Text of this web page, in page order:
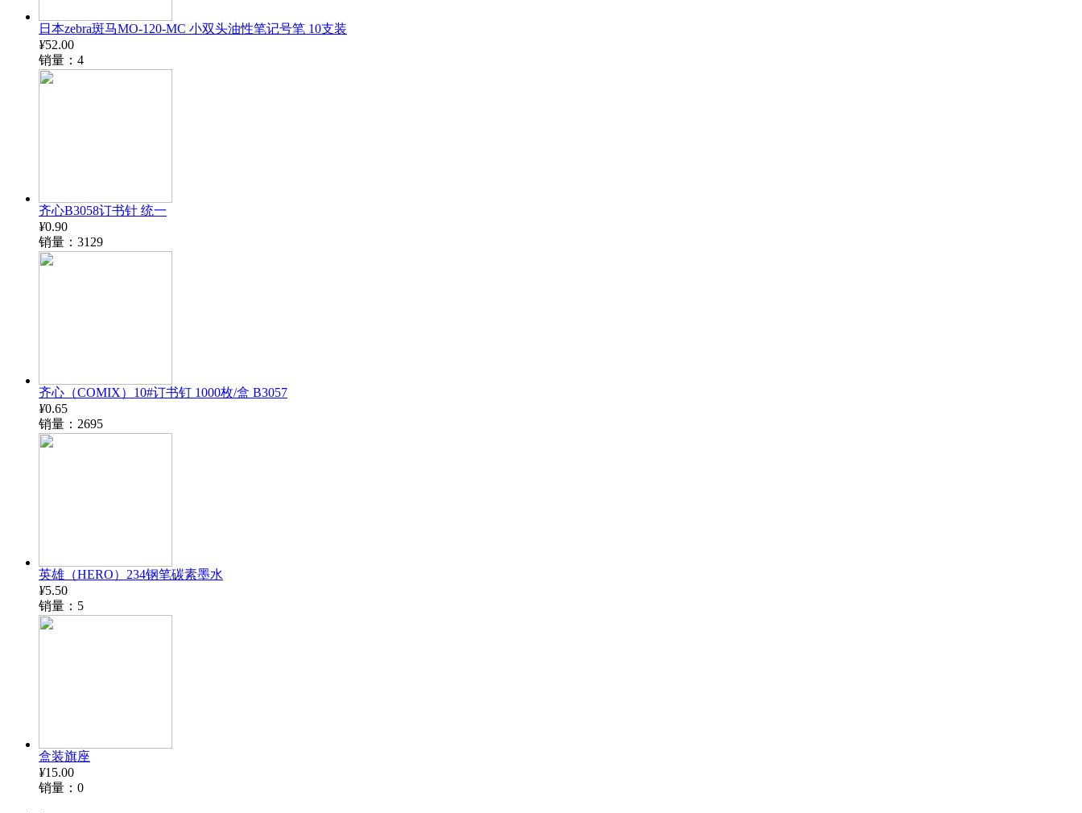
日本zebra斑马MO-120-MC 小双头油性笔记号笔 10支装
¥52.00
销量：4
齐心B3058订书针 统一
¥0.90
销量：3129
齐心（COMIX）10#订书钉 1000枚/盒 B3057
¥0.65
销量：2695
英雄（HERO）234钢笔碳素墨水
¥5.50
销量：5
盒装旗座
¥15.00
销量：0